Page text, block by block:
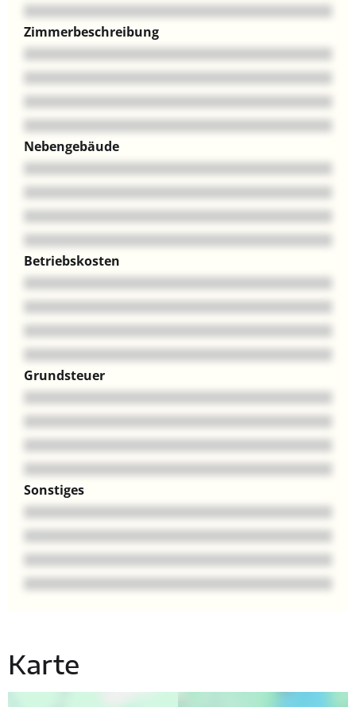
Zimmerbeschreibung
Nebengebäude
Betriebskosten
Grundsteuer
Sonstiges
Karte